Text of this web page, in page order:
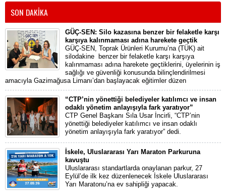
SON DAKİKA
GÜÇ-SEN: Silo kazasına benzer bir felaketle karşı
karşıya kalınmaması adına harekete geçtik
GÜÇ-SEN, Toprak Ürünleri Kurumu’na (TÜK) ait
silodakine benzer bir felaketle karşı karşıya
kalınmaması adına harekete geçtiklerini, üyelerinin iş
sağlığı ve güvenliği konusunda bilinçlendirilmesi
amacıyla Gazimağusa Limanı’dan başlayacak eğitimler düzen
“CTP’nin yönettiği belediyeler katılımcı ve insan
odaklı yönetim anlayışıyla fark yaratıyor”
CTP Genel Başkanı Sıla Usar İncirli, “CTP’nin
yönettiği belediyeler katılımcı ve insan odaklı
yönetim anlayışıyla fark yaratıyor” dedi.
İskele, Uluslararası Yarı Maraton Parkuruna
kavuştu
Uluslararası standartlarda onaylanan parkur, 27
Eylül’de ilk kez düzenlenecek İskele Uluslararası
Yarı Maratonu’na ev sahipliği yapacak.